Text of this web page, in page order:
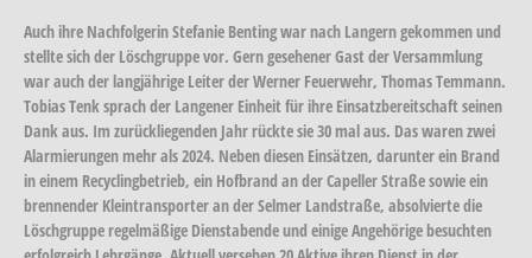
Auch ihre Nachfolgerin Stefanie Benting war nach Langern gekommen und
stellte sich der Löschgruppe vor. Gern gesehener Gast der Versammlung
war auch der langjährige Leiter der Werner Feuerwehr, Thomas Temmann.
Tobias Tenk sprach der Langener Einheit für ihre Einsatzbereitschaft seinen
Dank aus. Im zurückliegenden Jahr rückte sie 30 mal aus. Das waren zwei
Alarmierungen mehr als 2024. Neben diesen Einsätzen, darunter ein Brand
in einem Recyclingbetrieb, ein Hofbrand an der Capeller Straße sowie ein
brennender Kleintransporter an der Selmer Landstraße, absolvierte die
Löschgruppe regelmäßige Dienstabende und einige Angehörige besuchten